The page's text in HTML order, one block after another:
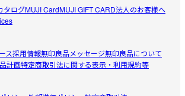
タログMUJI CardMUJI GIFT CARD法人のお客様へ
ス採用情報無印良品メッセージ無印良品について
計画特定商取引法に関する表示・利用規約等